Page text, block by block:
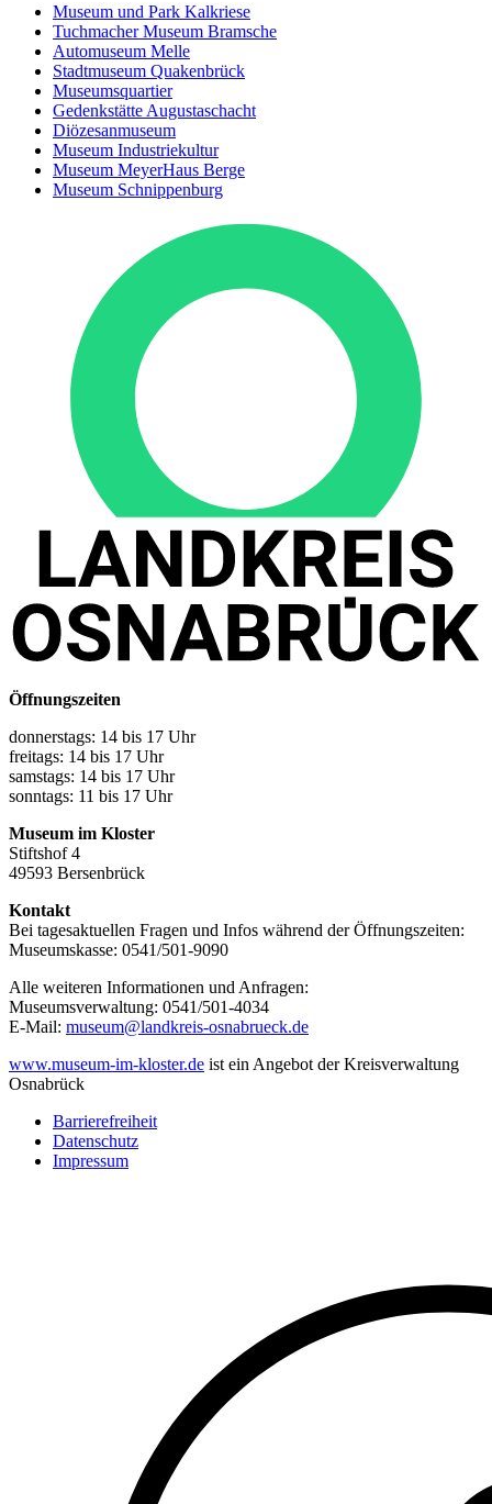
Museum und Park Kalkriese
Tuchmacher Museum Bramsche
Automuseum Melle
Stadtmuseum Quakenbrück
Museumsquartier
Gedenkstätte Augustaschacht
Diözesanmuseum
Museum Industriekultur
Museum MeyerHaus Berge
Museum Schnippenburg
Öffnungszeiten
donnerstags: 14 bis 17 Uhr
freitags: 14 bis 17 Uhr
samstags: 14 bis 17 Uhr
sonntags: 11 bis 17 Uhr
Museum im Kloster
Stiftshof 4
49593 Bersenbrück
Kontakt
Bei tagesaktuellen Fragen und Infos während der Öffnungszeiten:
Museumskasse: 0541/501-9090
Alle weiteren Informationen und Anfragen:
Museumsverwaltung: 0541/501-4034
E-Mail: museum@landkreis-osnabrueck.de
www.museum-im-kloster.de ist ein Angebot der Kreisverwaltung
Osnabrück
Fußzeile
Barrierefreiheit
Datenschutz
Impressum